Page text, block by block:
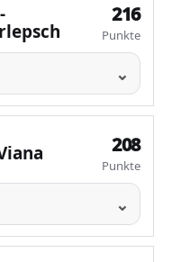
216
Punkte
208
Punkte